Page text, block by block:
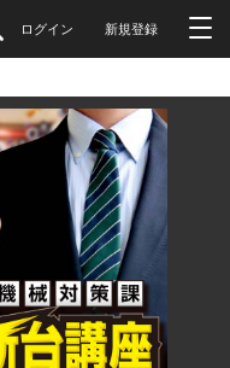
ログイン 新規登録